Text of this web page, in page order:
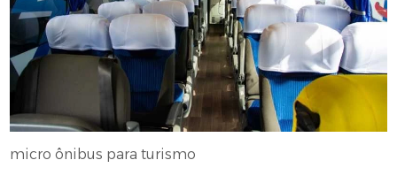
micro ônibus para turismo